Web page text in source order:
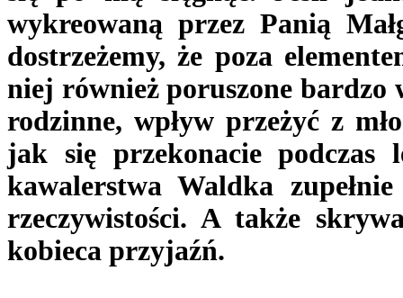
wykreowaną przez Panią
dostrzeżemy, że poza
niej również poruszone bardzo
rodzinne, wpływ przeżyć z
jak się przekonacie
kawalerstwa Waldka
rzeczywistości. A także
kobieca przyjaźń.